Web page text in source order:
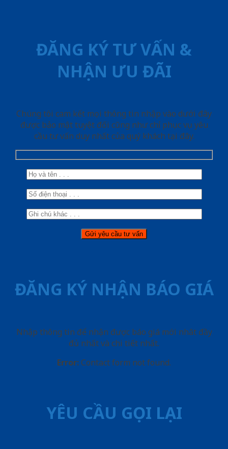
ĐĂNG KÝ TƯ VẤN &
NHẬN ƯU ĐÃI
Chúng tôi cam kết mọi thông tin nhập vào dưới đây
được bảo mật tuyệt đối cũng như chỉ phục vụ yêu
cầu tư vấn duy nhất của quý khách tại đây.
ĐĂNG KÝ NHẬN BÁO GIÁ
Nhập thông tin để nhận được báo giá mới nhât đầy
đủ nhất và chi tiết nhất.
Error: Contact form not found.
YÊU CẦU GỌI LẠI